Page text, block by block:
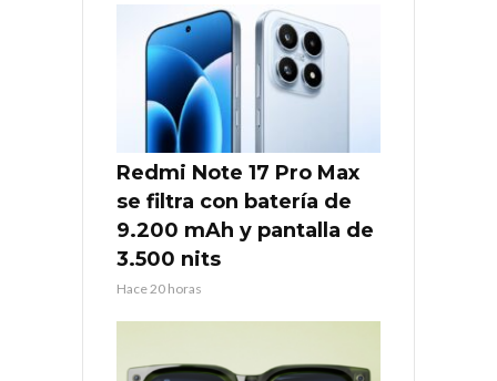
Redmi Note 17 Pro Max
se filtra con batería de
9.200 mAh y pantalla de
3.500 nits
Hace 20 horas